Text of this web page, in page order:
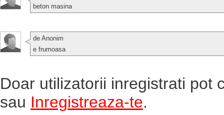
beton masina
de Anonim
e frumoasa
Doar utilizatorii inregistrati pot
sau Inregistreaza-te.